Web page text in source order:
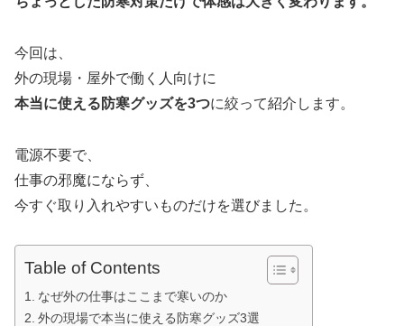
今回は、
外の現場・屋外で働く人向けに
本当に使える防寒グッズを3つに絞って紹介します。
電源不要で、
仕事の邪魔にならず、
今すぐ取り入れやすいものだけを選びました。
Table of Contents
なぜ外の仕事はここまで寒いのか
外の現場で本当に使える防寒グッズ3選